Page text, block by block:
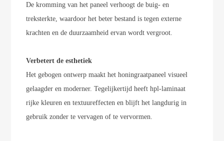
De kromming van het paneel verhoogt de buig- en
treksterkte, waardoor het beter bestand is tegen externe
krachten en de duurzaamheid ervan wordt vergroot.
Verbetert de esthetiek
Het gebogen ontwerp maakt het honingraatpaneel visueel
gelaagder en moderner. Tegelijkertijd heeft hpl-laminaat
rijke kleuren en textuureffecten en blijft het langdurig in
gebruik zonder te vervagen of te vervormen.